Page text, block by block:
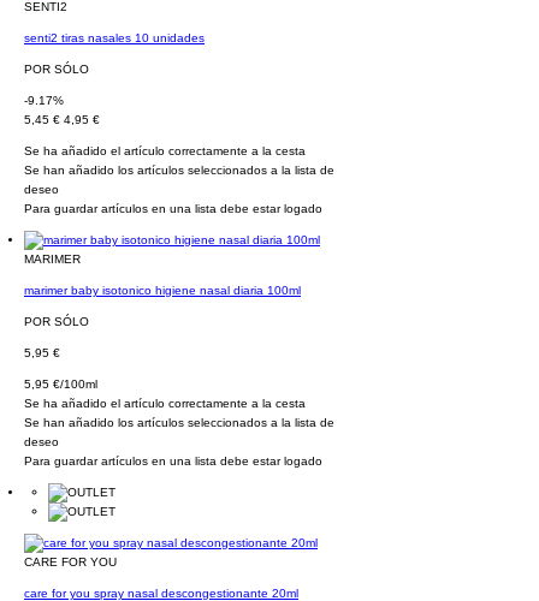
SENTI2
senti2 tiras nasales 10 unidades
POR SÓLO
-9.17%
5,45 € 4,95 €
Se ha añadido el artículo correctamente a la cesta
Se han añadido los artículos seleccionados a la lista de
deseo
Para guardar artículos en una lista debe estar logado
MARIMER
marimer baby isotonico higiene nasal diaria 100ml
POR SÓLO
5,95 €
5,95 €/100ml
Se ha añadido el artículo correctamente a la cesta
Se han añadido los artículos seleccionados a la lista de
deseo
Para guardar artículos en una lista debe estar logado
CARE FOR YOU
care for you spray nasal descongestionante 20ml